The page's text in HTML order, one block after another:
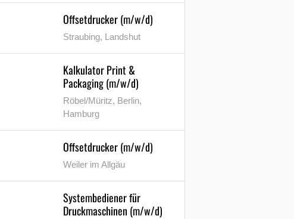
Offsetdrucker (m/w/d)
Straubing, Landshut
Kalkulator Print &
Packaging (m/w/d)
Röbel/Müritz, Berlin,
Hamburg
Offsetdrucker (m/w/d)
Weiler im Allgäu
Systembediener für
Druckmaschinen (m/w/d)